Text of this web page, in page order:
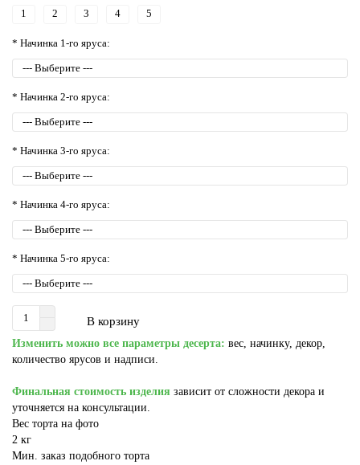
1 2 3 4 5
* Начинка 1-го яруса:
* Начинка 2-го яруса:
* Начинка 3-го яруса:
* Начинка 4-го яруса:
* Начинка 5-го яруса:
В корзину
Изменить можно все параметры десерта: вес, начинку, декор,
количество ярусов и надписи.
Финальная стоимость изделия зависит от сложности декора и
уточняется на консультации.
Вес торта на фото
2 кг
Мин. заказ подобного торта